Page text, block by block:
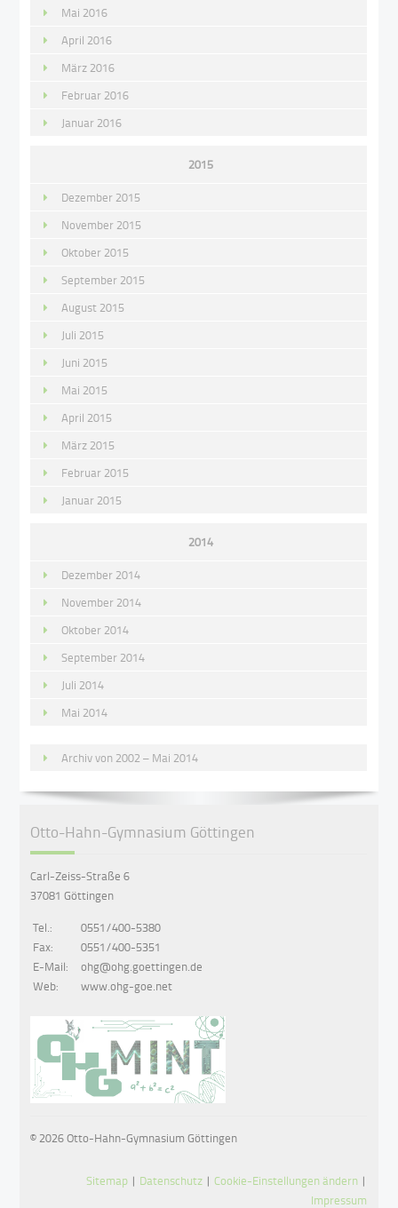
Mai 2016
April 2016
März 2016
Februar 2016
Januar 2016
2015
Dezember 2015
November 2015
Oktober 2015
September 2015
August 2015
Juli 2015
Juni 2015
Mai 2015
April 2015
März 2015
Februar 2015
Januar 2015
2014
Dezember 2014
November 2014
Oktober 2014
September 2014
Juli 2014
Mai 2014
Archiv von 2002 – Mai 2014
Otto-Hahn-Gymnasium Göttingen
Carl-Zeiss-Straße 6
37081 Göttingen
Tel.:
0551/400-5380
Fax:
0551/400-5351
E-Mail:
ohg@ohg.goettingen.de
Web:
www.ohg-goe.net
© 2026 Otto-Hahn-Gymnasium Göttingen
Sitemap | Datenschutz |Cookie-Einstellungen ändern |
Impressum